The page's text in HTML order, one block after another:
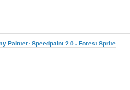
Painter: Speedpaint 2.0 - Forest Sprite